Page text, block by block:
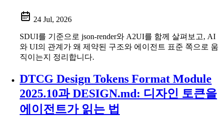
24 Jul, 2026
SDUI를 기준으로 json-render와 A2UI를 함께 살펴보고, AI
와 UI의 관계가 왜 제약된 구조와 에이전트 표준 쪽으로 움
직이는지 정리합니다.
DTCG Design Tokens Format Module
2025.10과 DESIGN.md: 디자인 토큰을
에이전트가 읽는 법